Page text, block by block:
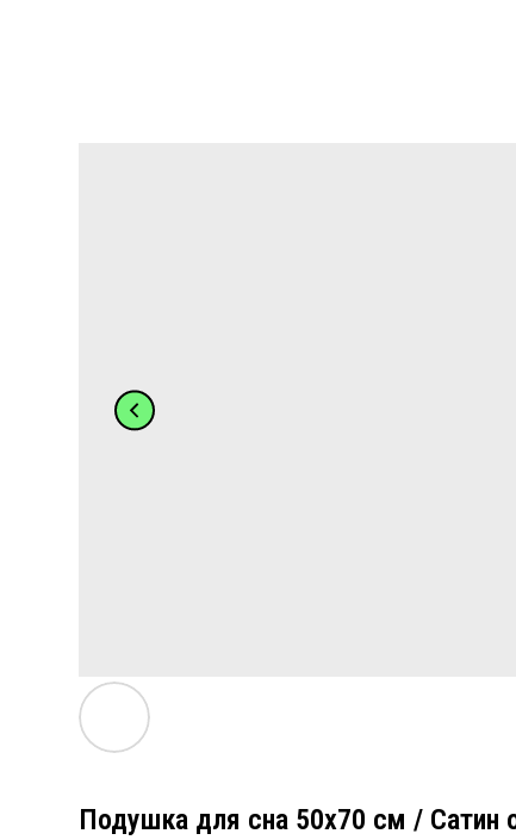
Подушка для сна 50х70 см / Сатин